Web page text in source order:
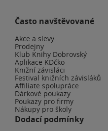
Často navštěvované
Akce a slevy
Prodejny
Klub Knihy Dobrovský
Aplikace KDčko
Knižní závisláci
Festival knižních závisláků
Affiliate spolupráce
Dárkové poukazy
Poukazy pro firmy
Nákupy pro školy
Dodací podmínky